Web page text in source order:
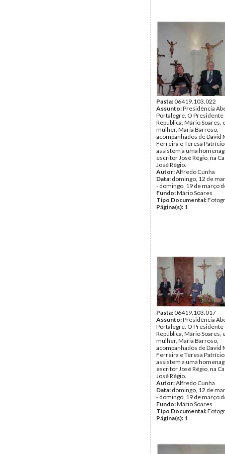
Pasta:06419.103.022
Assunto:Presidência
Portalegre. O Presidente
República, Mário Soares,
mulher, Maria Barroso,
acompanhados de David
Ferreira e Teresa
assistem a uma
escritor José Régio, na
José Régio.
Autor:Alfredo Cunha
Data: domingo, 12 de
- domingo, 19 de março
Fundo:Mário Soares
Tipo Documental:
Página(s): 1
Pasta:06419.103.017
Assunto:Presidência
Portalegre. O Presidente
República, Mário Soares,
mulher, Maria Barroso,
acompanhados de David
Ferreira e Teresa
assistem a uma
escritor José Régio, na
José Régio.
Autor:Alfredo Cunha
Data: domingo, 12 de
- domingo, 19 de março
Fundo:Mário Soares
Tipo Documental:
Página(s): 1